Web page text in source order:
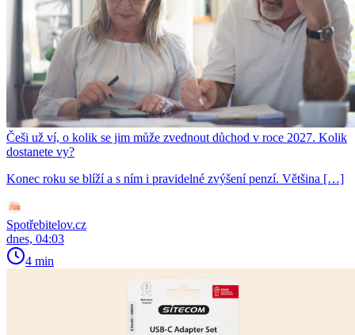
Češi už ví, o kolik se jim může zvednout důchod v roce 2027. Kolik
dostanete vy?
Konec roku se blíží a s ním i pravidelné zvýšení penzí. Většina […]
Spotřebitelov.cz
dnes, 04:03
4 min